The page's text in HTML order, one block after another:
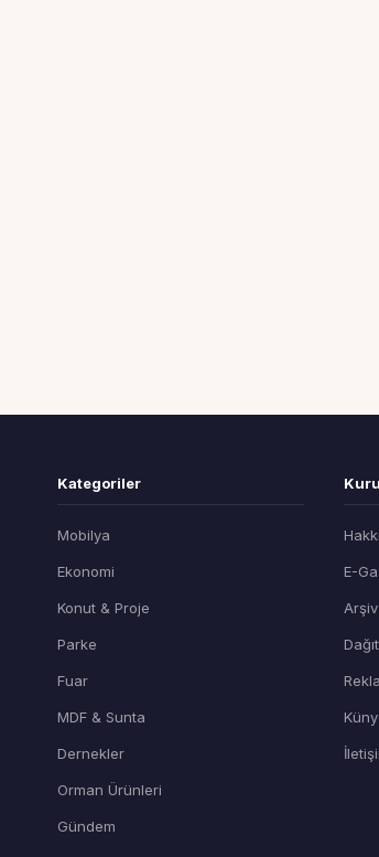
Kategoriler
Mobilya
Ekonomi
Konut & Proje
Parke
Fuar
MDF & Sunta
Dernekler
Orman Ürünleri
Gündem
E-
Arşiv